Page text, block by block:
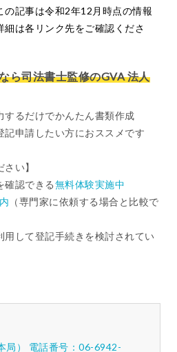
の記事は令和2年12月時点の情報
は各リンク先をご確認くださ
ら司法書士監修のGVA 法人
するだけでかんたん書類作成
記申請したい方におススメです
い】
認できる無料体験実施中
（専門家に依頼する場合と比較で
して登記手続きを検討されてい
局） 電話番号：06-6942-